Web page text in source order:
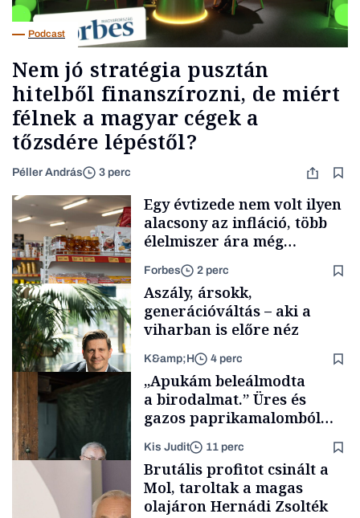
Podcast
Nem jó stratégia pusztán
hitelből finanszírozni, de miért
félnek a magyar cégek a
tőzsdére lépéstől?
Péller András 3 perc
Makro
Egy évtizede nem volt ilyen
alacsony az infláció, több
élelmiszer ára még
Forbes 2 perc
TÁMOGATÓI
TARTALOM
Aszály, ársokk,
generációváltás – aki a
viharban is előre néz
K&amp;H 4 perc
„Apukám beleálmodta
a birodalmat.” Üres és
gazos paprikamalomból
fűszersztori
Kis Judit 11 perc
Brutális profitot csinált a
Mol, taroltak a magas
olajáron Hernádi Zsolték